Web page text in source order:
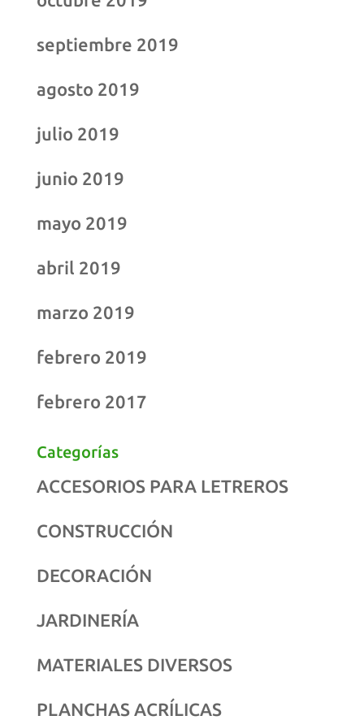
septiembre 2019
agosto 2019
julio 2019
junio 2019
mayo 2019
abril 2019
marzo 2019
febrero 2019
febrero 2017
Categorías
ACCESORIOS PARA LETREROS
CONSTRUCCIÓN
DECORACIÓN
JARDINERÍA
MATERIALES DIVERSOS
PLANCHAS ACRÍLICAS